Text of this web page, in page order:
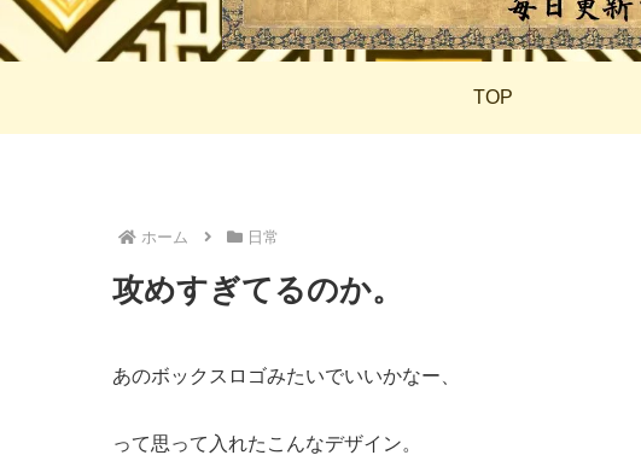
TOP
ホーム 日常
攻めすぎてるのか。
あのボックスロゴみたいでいいかなー、
って思って入れたこんなデザイン。